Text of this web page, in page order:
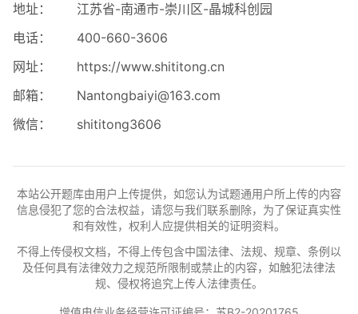
地址：
江苏省-南通市-崇川区-晶城科创园
电话：
400-660-3606
网址：
https://www.shititong.cn
邮箱：
Nantongbaiyi@163.com
微信：
shititong3606
本站公开题库由用户上传提供，如您认为试题通用户所上传的内容
信息侵犯了您的合法权益，请您与我们联系删除，为了保证真实性
和有效性，权利人应提供相关的证明资料。
不得上传侵权文档，不得上传包含中国法律、法规、规章、条例以
及任何具有法律效力之规范所限制或禁止的内容，如触犯法律法
规、侵权将追究上传人法律责任。